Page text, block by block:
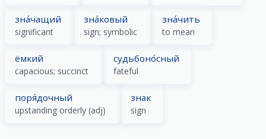
зна́чащий
significant
зна́ковый
sign; symbolic
зна́чить
to mean
ёмкий
capacious; succinct
судьбоно́сный
fateful
поря́дочный
upstanding orderly (adj)
знак
sign